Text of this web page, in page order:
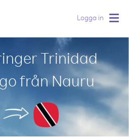
Logga in
Trinidad
från Nauru